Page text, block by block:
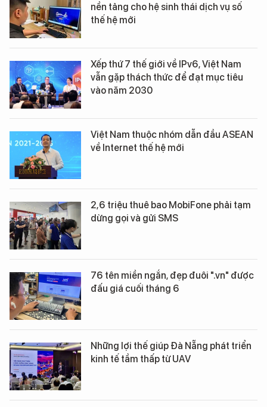
nền tảng cho hệ sinh thái dịch vụ số
thế hệ mới
Xếp thứ 7 thế giới về IPv6, Việt Nam
vẫn gặp thách thức để đạt mục tiêu
vào năm 2030
Việt Nam thuộc nhóm dẫn đầu ASEAN
về Internet thế hệ mới
2,6 triệu thuê bao MobiFone phải tạm
dừng gọi và gửi SMS
76 tên miền ngắn, đẹp đuôi ".vn" được
đấu giá cuối tháng 6
Những lợi thế giúp Đà Nẵng phát triển
kinh tế tầm thấp từ UAV